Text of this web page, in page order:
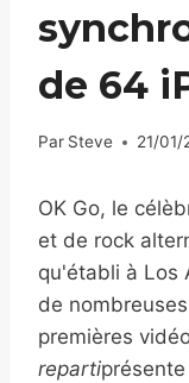
de 64
Par Steve 21/01/
OK Go, le
et de rock
qu'établi à Los
de
premières
reparti